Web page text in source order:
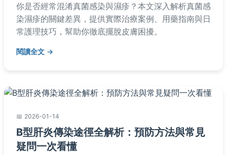
你是否經常混淆真菌感染與濕疹？本文深入解析真菌感
染濕疹的關鍵差異，提供實際治療案例、用藥指南與日
常護理技巧，幫助你徹底擺脫皮膚困擾。
閱讀全文
2026-01-14
B型肝炎傳染途徑全解析：預防方法與常見
疑問一次看懂